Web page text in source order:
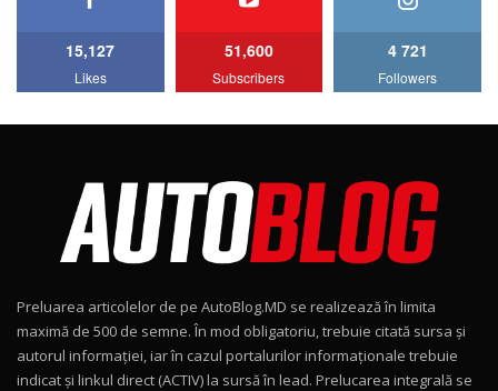
AutoBlog.MD
15:08
Noul Geely EX2 / Test Drive AutoBlog.MD
15:22
Mercedes-AMG E 53 HYBRID 4MATIC+ / Test
Drive AutoBlog.MD
16:27
15,127
Likes
51,600
Subscribers
4 721
Followers
Preluarea articolelor de pe AutoBlog.MD se realizează în limita
maximă de 500 de semne. În mod obligatoriu, trebuie citată sursa și
autorul informației, iar în cazul portalurilor informaționale trebuie
indicat și linkul direct (ACTIV) la sursă în lead. Prelucarea integrală se